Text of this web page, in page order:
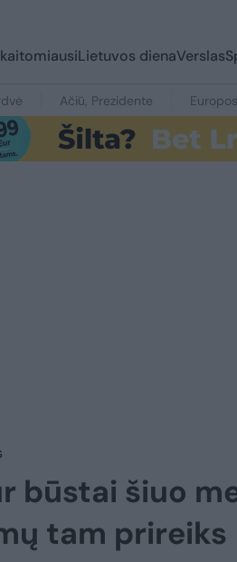
Lietuvos dienaVerslas
Ačiū, Prezidente
būstai šiuo
tam prireiks